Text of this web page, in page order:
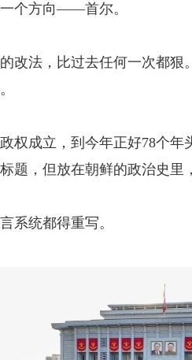
个方向——首尔。
改法，比过去任何一次都
权成立，到今年正好78个
，但放在朝鲜的政治史里
系统都得重写。